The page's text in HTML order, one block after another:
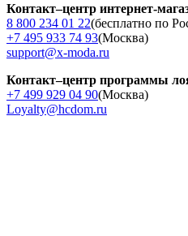
Контакт–центр интернет-
8 800 234 01 22(бесплатно по
+7 495 933 74 93(Москва)
support@x-moda.ru
Контакт–центр программы
+7 499 929 04 90(Москва)
Loyalty@hcdom.ru